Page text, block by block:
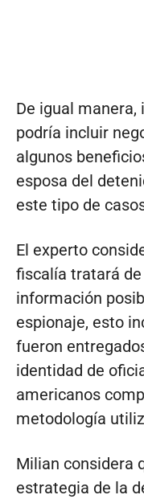
De igual
podría incluir
algunos
esposa del
este tipo de
El experto
fiscalía tratará
información
espionaje, esto
fueron
identidad de
americanos
metodología
Milian considera
estrategia de la